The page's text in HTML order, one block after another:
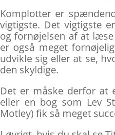
Komplotter er
vigtigste. Det vigtigste
og fornøjelsen af at
er også meget
udvikle sig eller at se,
den skyldige.
Det er måske derfor at
eller en bog som Lev
Motley) fik så meget